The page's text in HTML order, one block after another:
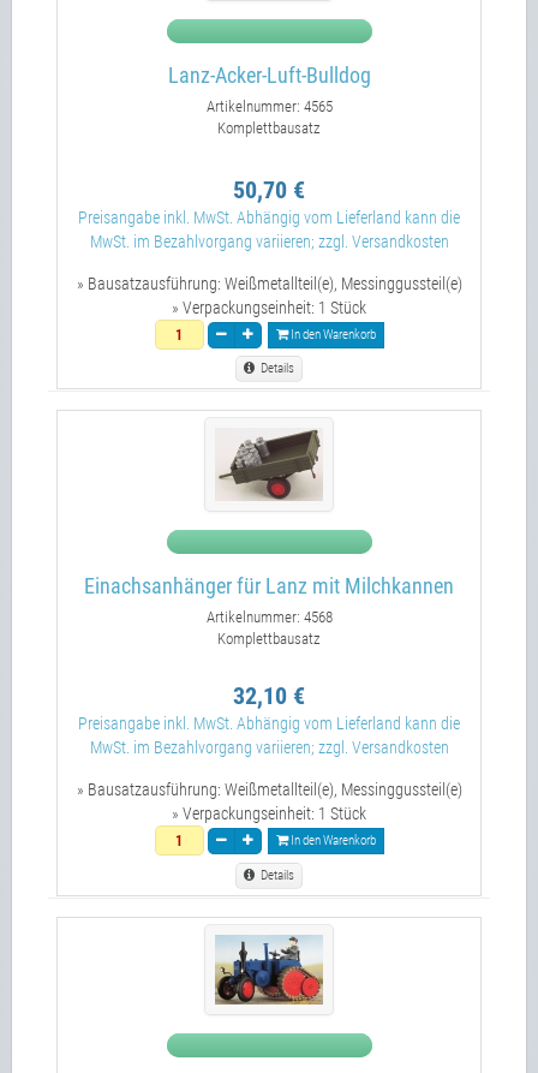
Lanz-Acker-Luft-Bulldog
Artikelnummer: 4565
Komplettbausatz
50,70 €
Preisangabe inkl. MwSt. Abhängig vom Lieferland kann die
MwSt. im Bezahlvorgang variieren; zzgl. Versandkosten
» Bausatzausführung: Weißmetallteil(e), Messinggussteil(e)
» Verpackungseinheit: 1 Stück
In den Warenkorb
Details
Einachsanhänger für Lanz mit Milchkannen
Artikelnummer: 4568
Komplettbausatz
32,10 €
Preisangabe inkl. MwSt. Abhängig vom Lieferland kann die
MwSt. im Bezahlvorgang variieren; zzgl. Versandkosten
» Bausatzausführung: Weißmetallteil(e), Messinggussteil(e)
» Verpackungseinheit: 1 Stück
In den Warenkorb
Details